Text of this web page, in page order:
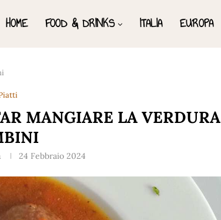
HOME FOOD & DRINKS ITALIA EUROPA
MANGIARE LA VERDURA
24 Febbraio 2024